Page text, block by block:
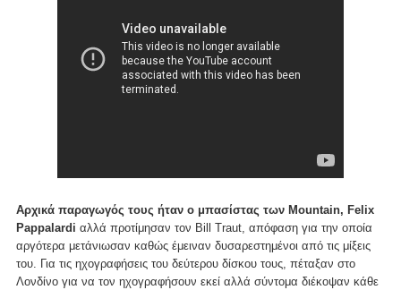
Αρχικά παραγωγός τους ήταν ο μπασίστας των Mountain, Felix
Pappalardi αλλά προτίμησαν τον Bill Traut, απόφαση για την οποία
αργότερα μετάνιωσαν καθώς έμειναν δυσαρεστημένοι από τις μίξεις
του. Για τις ηχογραφήσεις του δεύτερου δίσκου τους, πέταξαν στο
Λονδίνο για να τον ηχογραφήσουν εκεί αλλά σύντομα διέκοψαν κάθε